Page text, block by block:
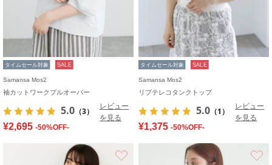
タイムセール対象 SALE
Samansa Mos2
袖カットワークプルオーバー
5.0 （3）
レビュー
を見る
¥2,695 -50%OFF-
タイムセール対象 SALE
Samansa Mos2
リブテレコタンクトップ
5.0 （1）
レビュー
を見る
¥1,375 -50%OFF-